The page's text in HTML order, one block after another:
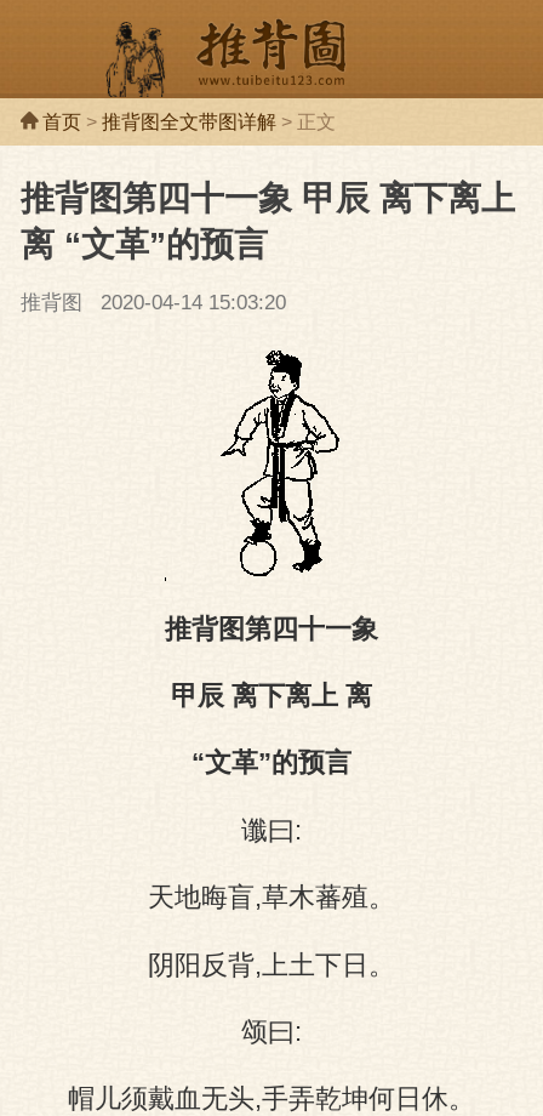
推背图
推背
首页> 推背图全文带图详解> 正文
推背图第四十一象 甲辰 离下离上
离 “文革”的预言
推背图 2020-04-14 15:03:20
推背图第四十一象
甲辰 离下离上 离
“文革”的预言
谶曰:
天地晦盲,草木蕃殖。
阴阳反背,上土下日。
颂曰:
帽儿须戴血无头,手弄乾坤何日休。